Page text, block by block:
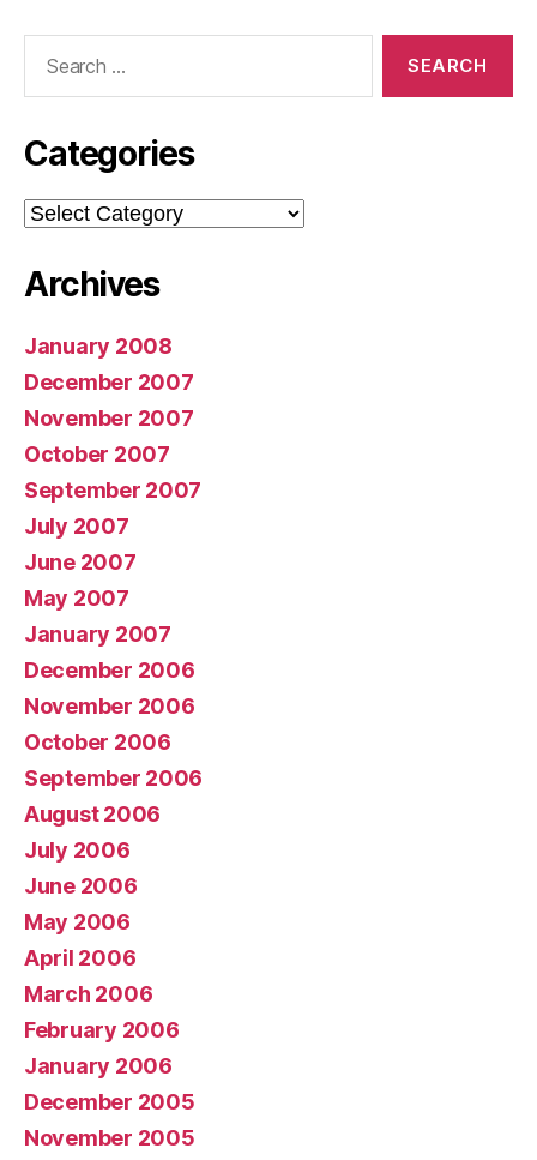
Categories
Categories
Archives
January 2008
December 2007
November 2007
October 2007
September 2007
July 2007
June 2007
May 2007
January 2007
December 2006
November 2006
October 2006
September 2006
August 2006
July 2006
June 2006
May 2006
April 2006
March 2006
February 2006
January 2006
December 2005
November 2005